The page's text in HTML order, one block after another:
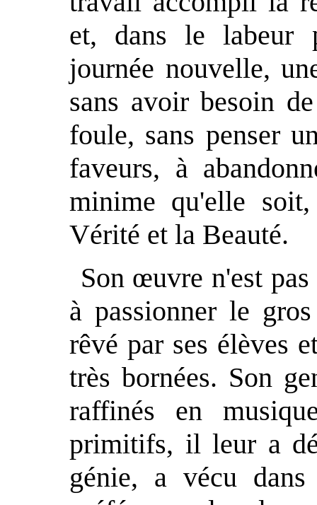
et, dans le labeur
journée nouvelle,
sans avoir besoin
foule, sans penser
faveurs, à
minime qu'elle
Vérité et la Beauté.
Son œuvre n'est
à passionner le
rêvé par ses élèves
très bornées. Son
raffinés en
primitifs, il leur a
génie, a vécu